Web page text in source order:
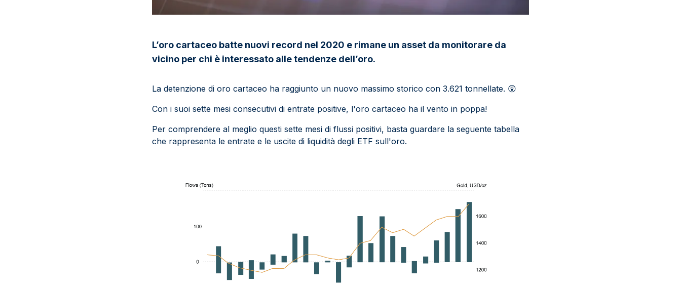
L’oro cartaceo batte nuovi record nel 2020 e rimane un asset da monitorare da
vicino per chi è interessato alle tendenze dell’oro.
La detenzione di oro cartaceo ha raggiunto un nuovo massimo storico con 3.621 tonnellate. 😲
Con i suoi sette mesi consecutivi di entrate positive, l'oro cartaceo ha il vento in poppa!
Per comprendere al meglio questi sette mesi di flussi positivi, basta guardare la seguente tabella
che rappresenta le entrate e le uscite di liquidità degli ETF sull'oro.